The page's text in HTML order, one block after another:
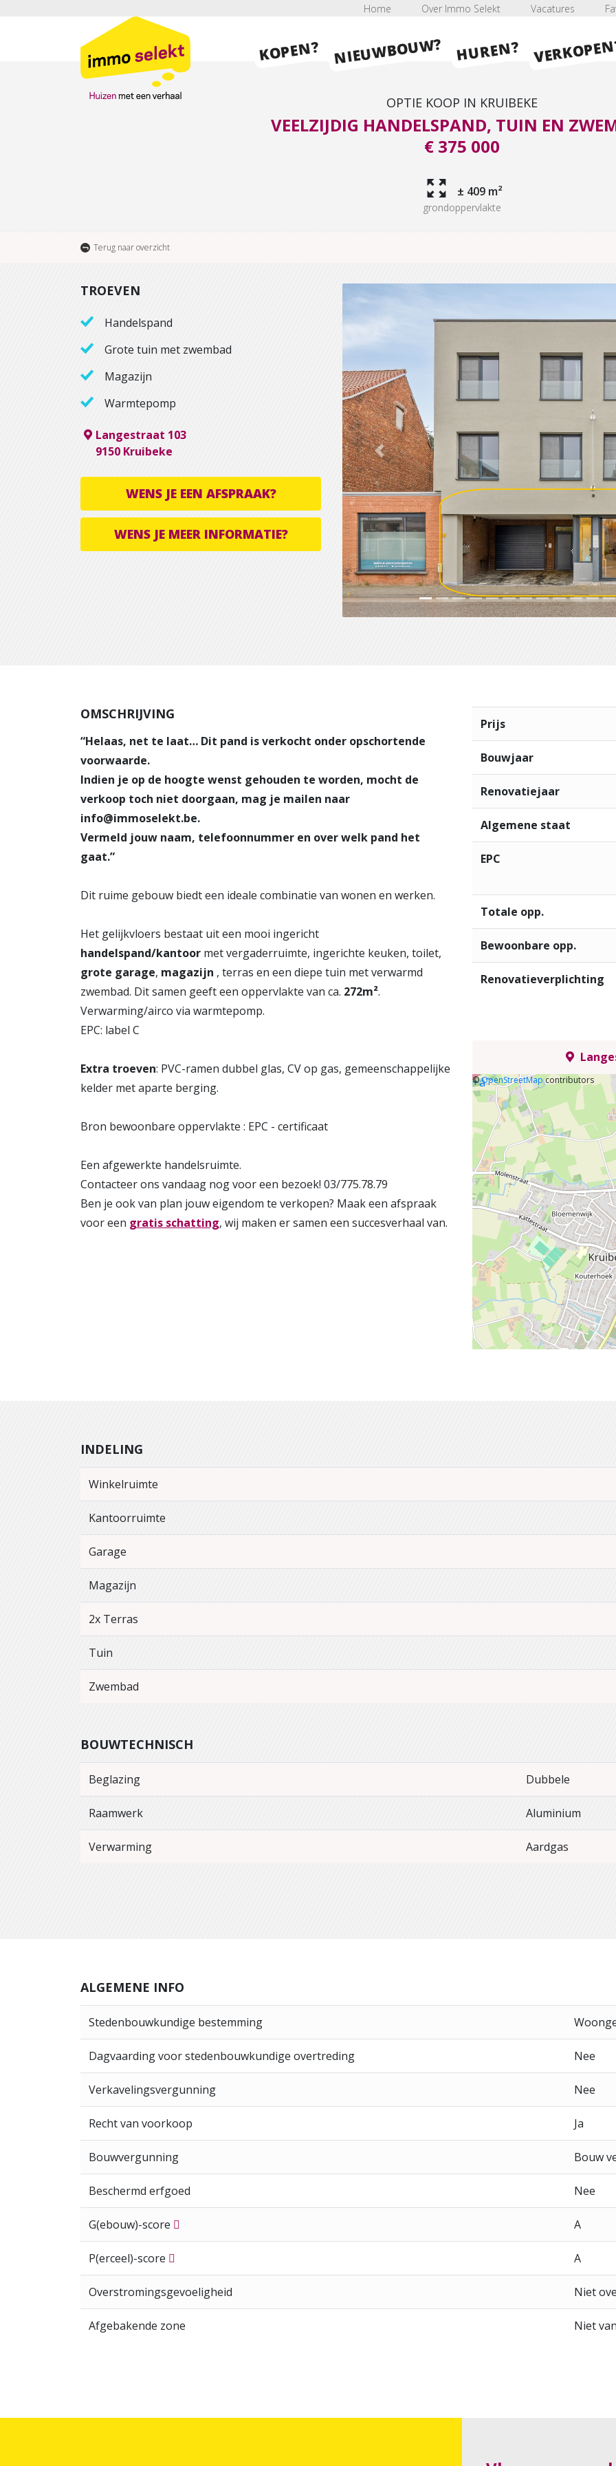
Home Over Immo Selekt Vacatures
KOPEN? NIEUWBOUW? HUREN?
OPTIE KOOP IN KRUIBEKE
VEELZIJDIG HANDELSPAND, TUIN EN
€ 375 000
± 409 m²
grondoppervlakte
Terug naar overzicht
Previous
TROEVEN
Handelspand
Grote tuin met zwembad
Magazijn
Warmtepomp
Langestraat 103
9150 Kruibeke
WENS JE EEN AFSPRAAK?
WENS JE MEER INFORMATIE?
Prijs
Bouwjaar
Renovatiejaar
Algemene staat
EPC
Totale opp.
Bewoonbare opp.
Renovatieverplichting
+âˆ’
©OpenStreetMapcontributors
OMSCHRIJVING
“Helaas, net te laat… Dit pand is verkocht onder opschortende
voorwaarde.
Indien je op de hoogte wenst gehouden te worden, mocht de
verkoop toch niet doorgaan, mag je mailen naar
info@immoselekt.be.
Vermeld jouw naam, telefoonnummer en over welk pand het
gaat.”
Dit ruime gebouw biedt een ideale combinatie van wonen en werken.
Het gelijkvloers bestaat uit een mooi ingericht
handelspand/kantoor met vergaderruimte, ingerichte keuken, toilet,
grote garage, magazijn , terras en een diepe tuin met verwarmd
zwembad. Dit samen geeft een oppervlakte van ca. 272m².
Verwarming/airco via warmtepomp.
EPC: label C
Extra troeven: PVC-ramen dubbel glas, CV op gas, gemeenschappelijke
kelder met aparte berging.
Bron bewoonbare oppervlakte : EPC - certificaat
Een afgewerkte handelsruimte.
Contacteer ons vandaag nog voor een bezoek! 03/775.78.79
Ben je ook van plan jouw eigendom te verkopen? Maak een afspraak
voor een gratis schatting, wij maken er samen een succesverhaal van.
INDELING
Winkelruimte
Kantoorruimte
Garage
Magazijn
2x Terras
Tuin
Zwembad
BOUWTECHNISCH
Beglazing Dubbele
Raamwerk Aluminium
Verwarming Aardgas
ALGEMENE INFO
Stedenbouwkundige bestemming
Dagvaarding voor stedenbouwkundige overtreding Nee
Verkavelingsvergunning Nee
Recht van voorkoop Ja
Bouwvergunning Bouw
Beschermd erfgoed Nee
G(ebouw)-score A
P(erceel)-score A
Overstromingsgevoeligheid Niet
Afgebakende zone Niet